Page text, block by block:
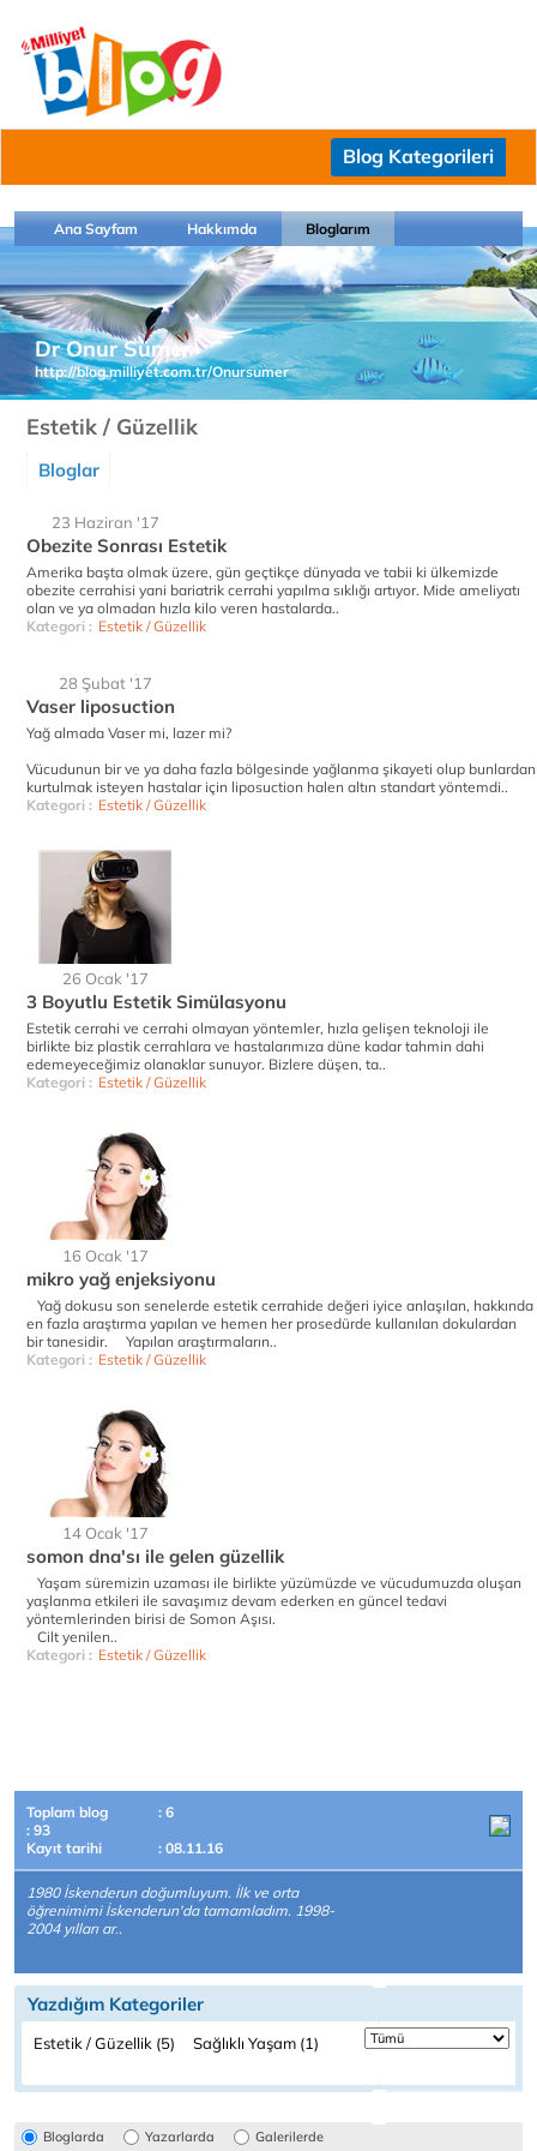
Blog Kategorileri
Ana Sayfam Hakkımda Bloglarım
Dr Onur Sümer
http://blog.milliyet.com.tr/Onursumer
Estetik / Güzellik
Bloglar
23 Haziran '17
Obezite Sonrası Estetik
Amerika başta olmak üzere, gün geçtikçe dünyada ve tabii ki ülkemizde
obezite cerrahisi yani bariatrik cerrahi yapılma sıklığı artıyor. Mide ameliyatı
olan ve ya olmadan hızla kilo veren hastalarda..
Kategori : Estetik / Güzellik
28 Şubat '17
Vaser liposuction
Yağ almada Vaser mi, lazer mi?
Vücudunun bir ve ya daha fazla bölgesinde yağlanma şikayeti olup bunlardan
kurtulmak isteyen hastalar için liposuction halen altın standart yöntemdi..
Kategori : Estetik / Güzellik
26 Ocak '17
3 Boyutlu Estetik Simülasyonu
Estetik cerrahi ve cerrahi olmayan yöntemler, hızla gelişen teknoloji ile
birlikte biz plastik cerrahlara ve hastalarımıza düne kadar tahmin dahi
edemeyeceğimiz olanaklar sunuyor. Bizlere düşen, ta..
Kategori : Estetik / Güzellik
16 Ocak '17
mikro yağ enjeksiyonu
Yağ dokusu son senelerde estetik cerrahide değeri iyice anlaşılan, hakkında
en fazla araştırma yapılan ve hemen her prosedürde kullanılan dokulardan
bir tanesidir. Yapılan araştırmaların..
Kategori : Estetik / Güzellik
14 Ocak '17
somon dna'sı ile gelen güzellik
Yaşam süremizin uzaması ile birlikte yüzümüzde ve vücudumuzda oluşan
yaşlanma etkileri ile savaşımız devam ederken en güncel tedavi
yöntemlerinden birisi de Somon Aşısı.
Cilt yenilen..
Kategori : Estetik / Güzellik
Toplam blog
: 6
: 93
Kayıt tarihi
: 08.11.16
1980 İskenderun doğumluyum. İlk ve orta
öğrenimimi İskenderun'da tamamladım. 1998-
2004 yılları ar..
Yazdığım Kategoriler
Estetik / Güzellik (5) Sağlıklı Yaşam (1)
Bloglarda Yazarlarda Galerilerde